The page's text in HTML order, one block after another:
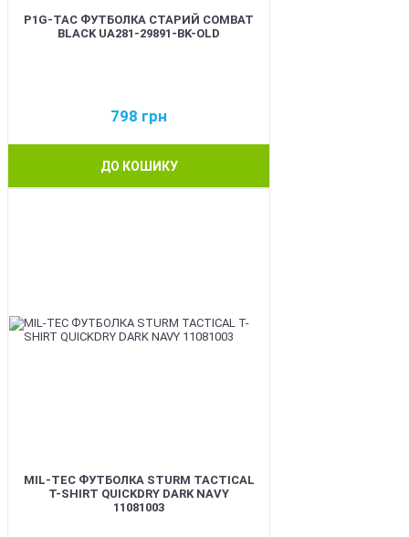
P1G-TAC ФУТБОЛКА СТАРИЙ COMBAT
BLACK UA281-29891-BK-OLD
798 грн
ДО КОШИКУ
MIL-TEC ФУТБОЛКА STURM TACTICAL
T-SHIRT QUICKDRY DARK NAVY
11081003